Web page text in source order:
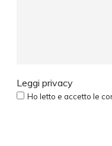
Leggi privacy
Ho letto e accetto le